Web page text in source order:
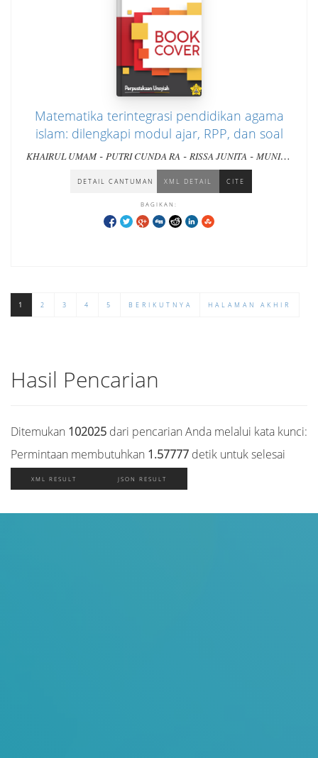
Matematika terintegrasi pendidikan agama
islam: dilengkapi modul ajar, RPP, dan soal
KHAIRUL UMAM- PUTRI CUNDA RA - RISSA JUNITA - MUNIRA
ULFA
DETAIL CANTUMAN XML DETAIL CITE
BAGIKAN:
1 2 3 4 5 BERIKUTNYA HALAMAN AKHIR
Hasil Pencarian
Ditemukan 102025 dari pencarian Anda melalui kata kunci:
Permintaan membutuhkan 1.57777 detik untuk selesai
XML RESULT JSON RESULT